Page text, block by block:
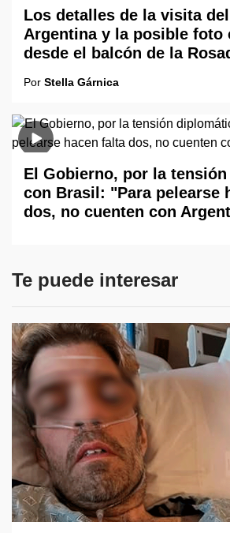
Los detalles de la visita
Argentina y la posible foto
desde el balcón de la
Por Stella Gárnica
El Gobierno, por la
con Brasil: "Para pelearse
dos, no cuenten con
Te puede interesar